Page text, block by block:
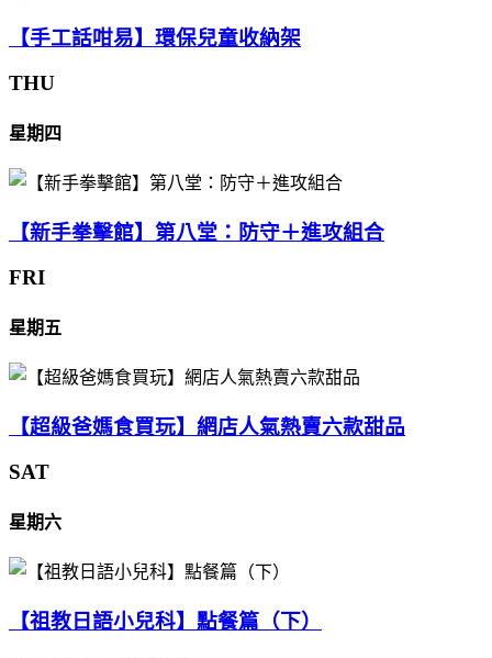
【手工話咁易】環保兒童收納架
THU
星期四
【新手拳擊館】第八堂：防守＋進攻組合
FRI
星期五
【超級爸媽食買玩】網店人氣熱賣六款甜品
SAT
星期六
【祖教日語小兒科】點餐篇（下）